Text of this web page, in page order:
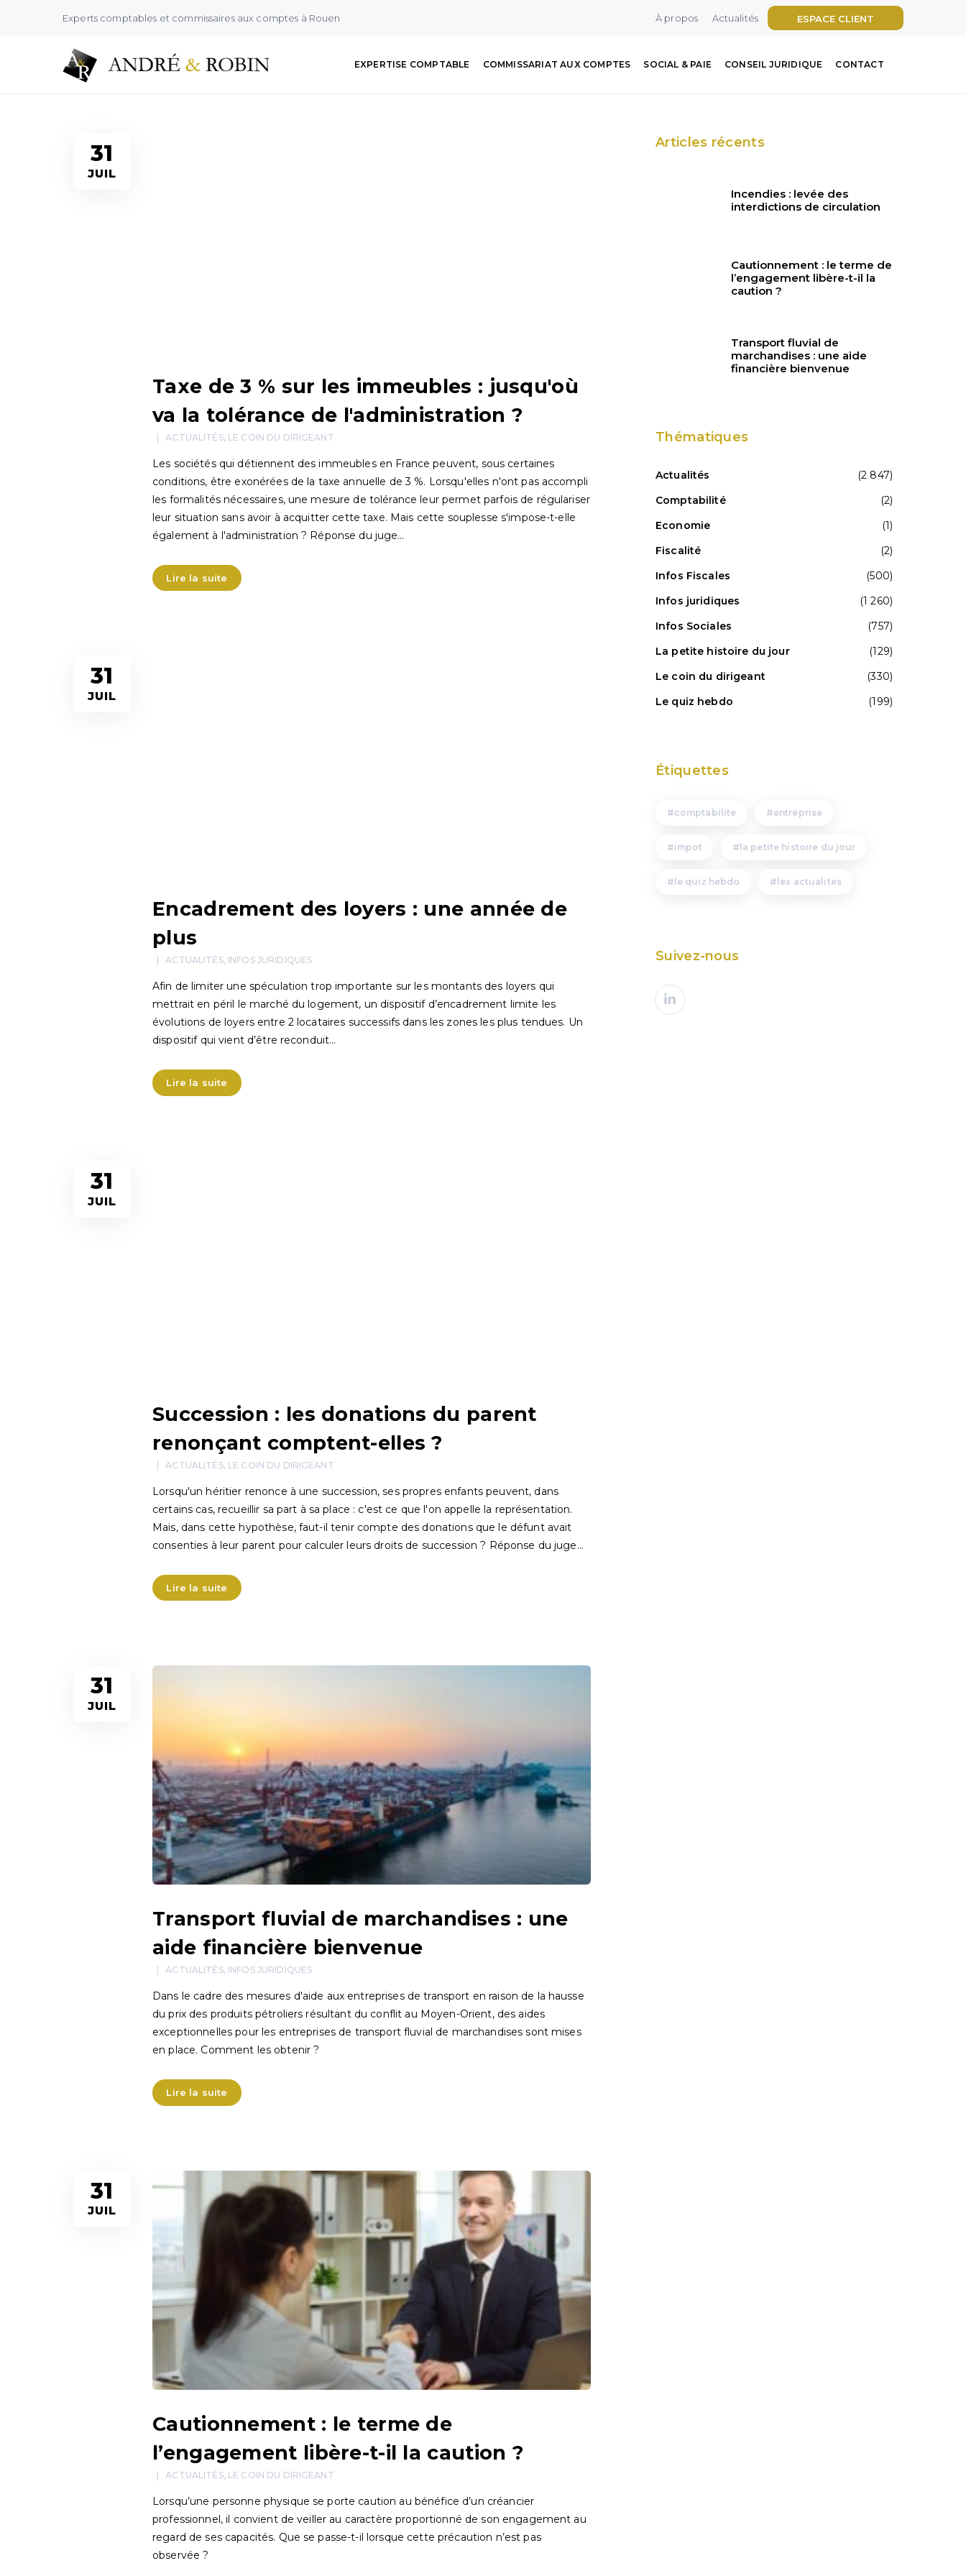
Experts comptables et commissaires aux comptes à Rouen ESPACE CLIENT
À propos Actualités
EXPERTISE COMPTABLE COMMISSARIAT AUX COMPTES SOCIAL & PAIE CONSEIL JURIDIQUE CONTACT
Actualités
31
JUIL
Taxe de 3 % sur les immeubles : jusqu'où
va la tolérance de l'administration ?
ACTUALITÉS, LE COIN DU DIRIGEANT
Les sociétés qui détiennent des immeubles en France peuvent, sous certaines
conditions, être exonérées de la taxe annuelle de 3 %. Lorsqu'elles n'ont pas accompli
les formalités nécessaires, une mesure de tolérance leur permet parfois de régulariser
leur situation sans avoir à acquitter cette taxe. Mais cette souplesse s'impose-t-elle
également à l'administration ? Réponse du juge…
Lire la suite
31
JUIL
Encadrement des loyers : une année de
plus
ACTUALITÉS, INFOS JURIDIQUES
Afin de limiter une spéculation trop importante sur les montants des loyers qui
mettrait en péril le marché du logement, un dispositif d’encadrement limite les
évolutions de loyers entre 2 locataires successifs dans les zones les plus tendues. Un
dispositif qui vient d’être reconduit…
Lire la suite
31
JUIL
Succession : les donations du parent
renonçant comptent-elles ?
ACTUALITÉS, LE COIN DU DIRIGEANT
Lorsqu'un héritier renonce à une succession, ses propres enfants peuvent, dans
certains cas, recueillir sa part à sa place : c'est ce que l'on appelle la représentation.
Mais, dans cette hypothèse, faut-il tenir compte des donations que le défunt avait
consenties à leur parent pour calculer leurs droits de succession ? Réponse du juge…
Lire la suite
31
JUIL
Transport fluvial de marchandises : une
aide financière bienvenue
ACTUALITÉS, INFOS JURIDIQUES
Dans le cadre des mesures d'aide aux entreprises de transport en raison de la hausse
du prix des produits pétroliers résultant du conflit au Moyen-Orient, des aides
exceptionnelles pour les entreprises de transport fluvial de marchandises sont mises
en place. Comment les obtenir ?
Lire la suite
31
JUIL
Cautionnement : le terme de
l’engagement libère-t-il la caution ?
ACTUALITÉS, LE COIN DU DIRIGEANT
Lorsqu’une personne physique se porte caution au bénéfice d’un créancier
professionnel, il convient de veiller au caractère proportionné de son engagement au
regard de ses capacités. Que se passe-t-il lorsque cette précaution n’est pas
observée ?
Articles récents
Incendies : levée des
interdictions de circulation
Cautionnement : le terme de
l’engagement libère-t-il la
caution ?
Transport fluvial de
marchandises : une aide
financière bienvenue
Thématiques
Actualités
(2 847)
Comptabilité
(2)
Economie
(1)
Fiscalité
(2)
Infos Fiscales
(500)
Infos juridiques
(1 260)
Infos Sociales
(757)
La petite histoire du jour
(129)
Le coin du dirigeant
(330)
Le quiz hebdo
(199)
Étiquettes
comptabilite entreprise
impot la petite histoire du jour
le quiz hebdo les actualites
Suivez-nous